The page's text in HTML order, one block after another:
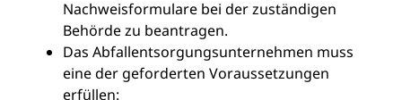
Nachweisformulare bei der zuständigen
Behörde zu beantragen.
Das Abfallentsorgungsunternehmen muss
eine der geforderten Voraussetzungen
erfüllen: